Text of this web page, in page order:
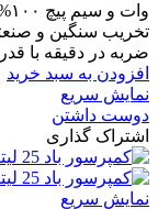
ضربه در دقیقه با قدرت بالای 60 ژول
افزودن به سبد خرید
نمایش سریع
دوست داشتن
اشتراک گذاری
نمایش سریع